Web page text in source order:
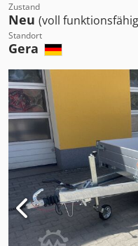
Zustand
Neu (voll
Standort
Gera